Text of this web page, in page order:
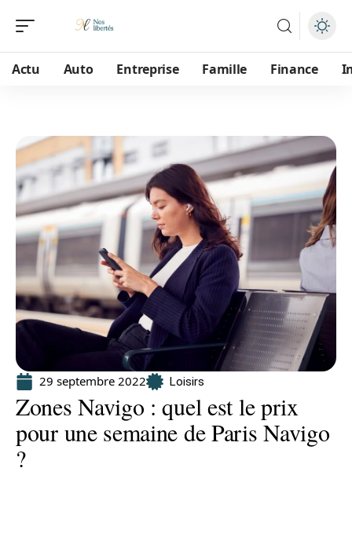
Actu Auto Entreprise Famille Finance
29 septembre 2022 Loisirs
Zones Navigo : quel est le prix
pour une semaine de Paris Navigo
?